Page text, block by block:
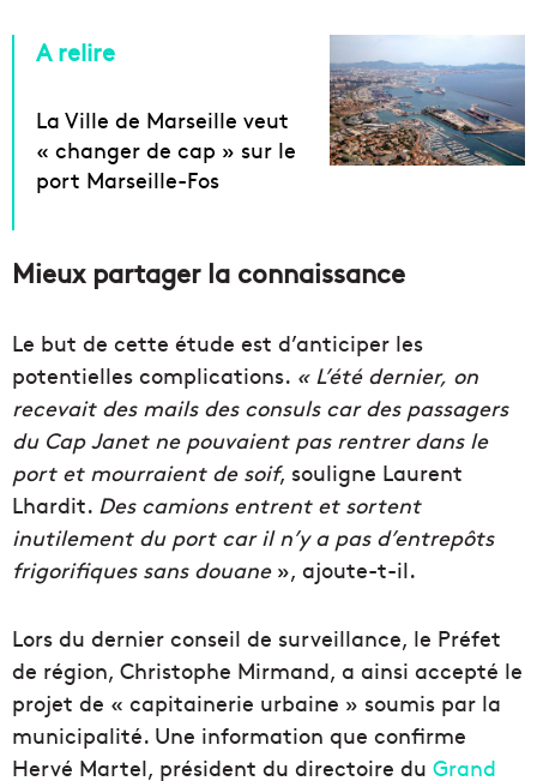
A relire
La Ville de Marseille veut
« changer de cap » sur le
port Marseille-Fos
Mieux partager la connaissance
Le but de cette étude est d’anticiper les
potentielles complications. « L’été dernier, on
recevait des mails des consuls car des passagers
du Cap Janet ne pouvaient pas rentrer dans le
port et mourraient de soif, souligne Laurent
Lhardit. Des camions entrent et sortent
inutilement du port car il n’y a pas d’entrepôts
frigorifiques sans douane», ajoute-t-il.
Lors du dernier conseil de surveillance, le Préfet
de région, Christophe Mirmand, a ainsi accepté le
projet de « capitainerie urbaine » soumis par la
municipalité. Une information que confirme
Hervé Martel, président du directoire du Grand